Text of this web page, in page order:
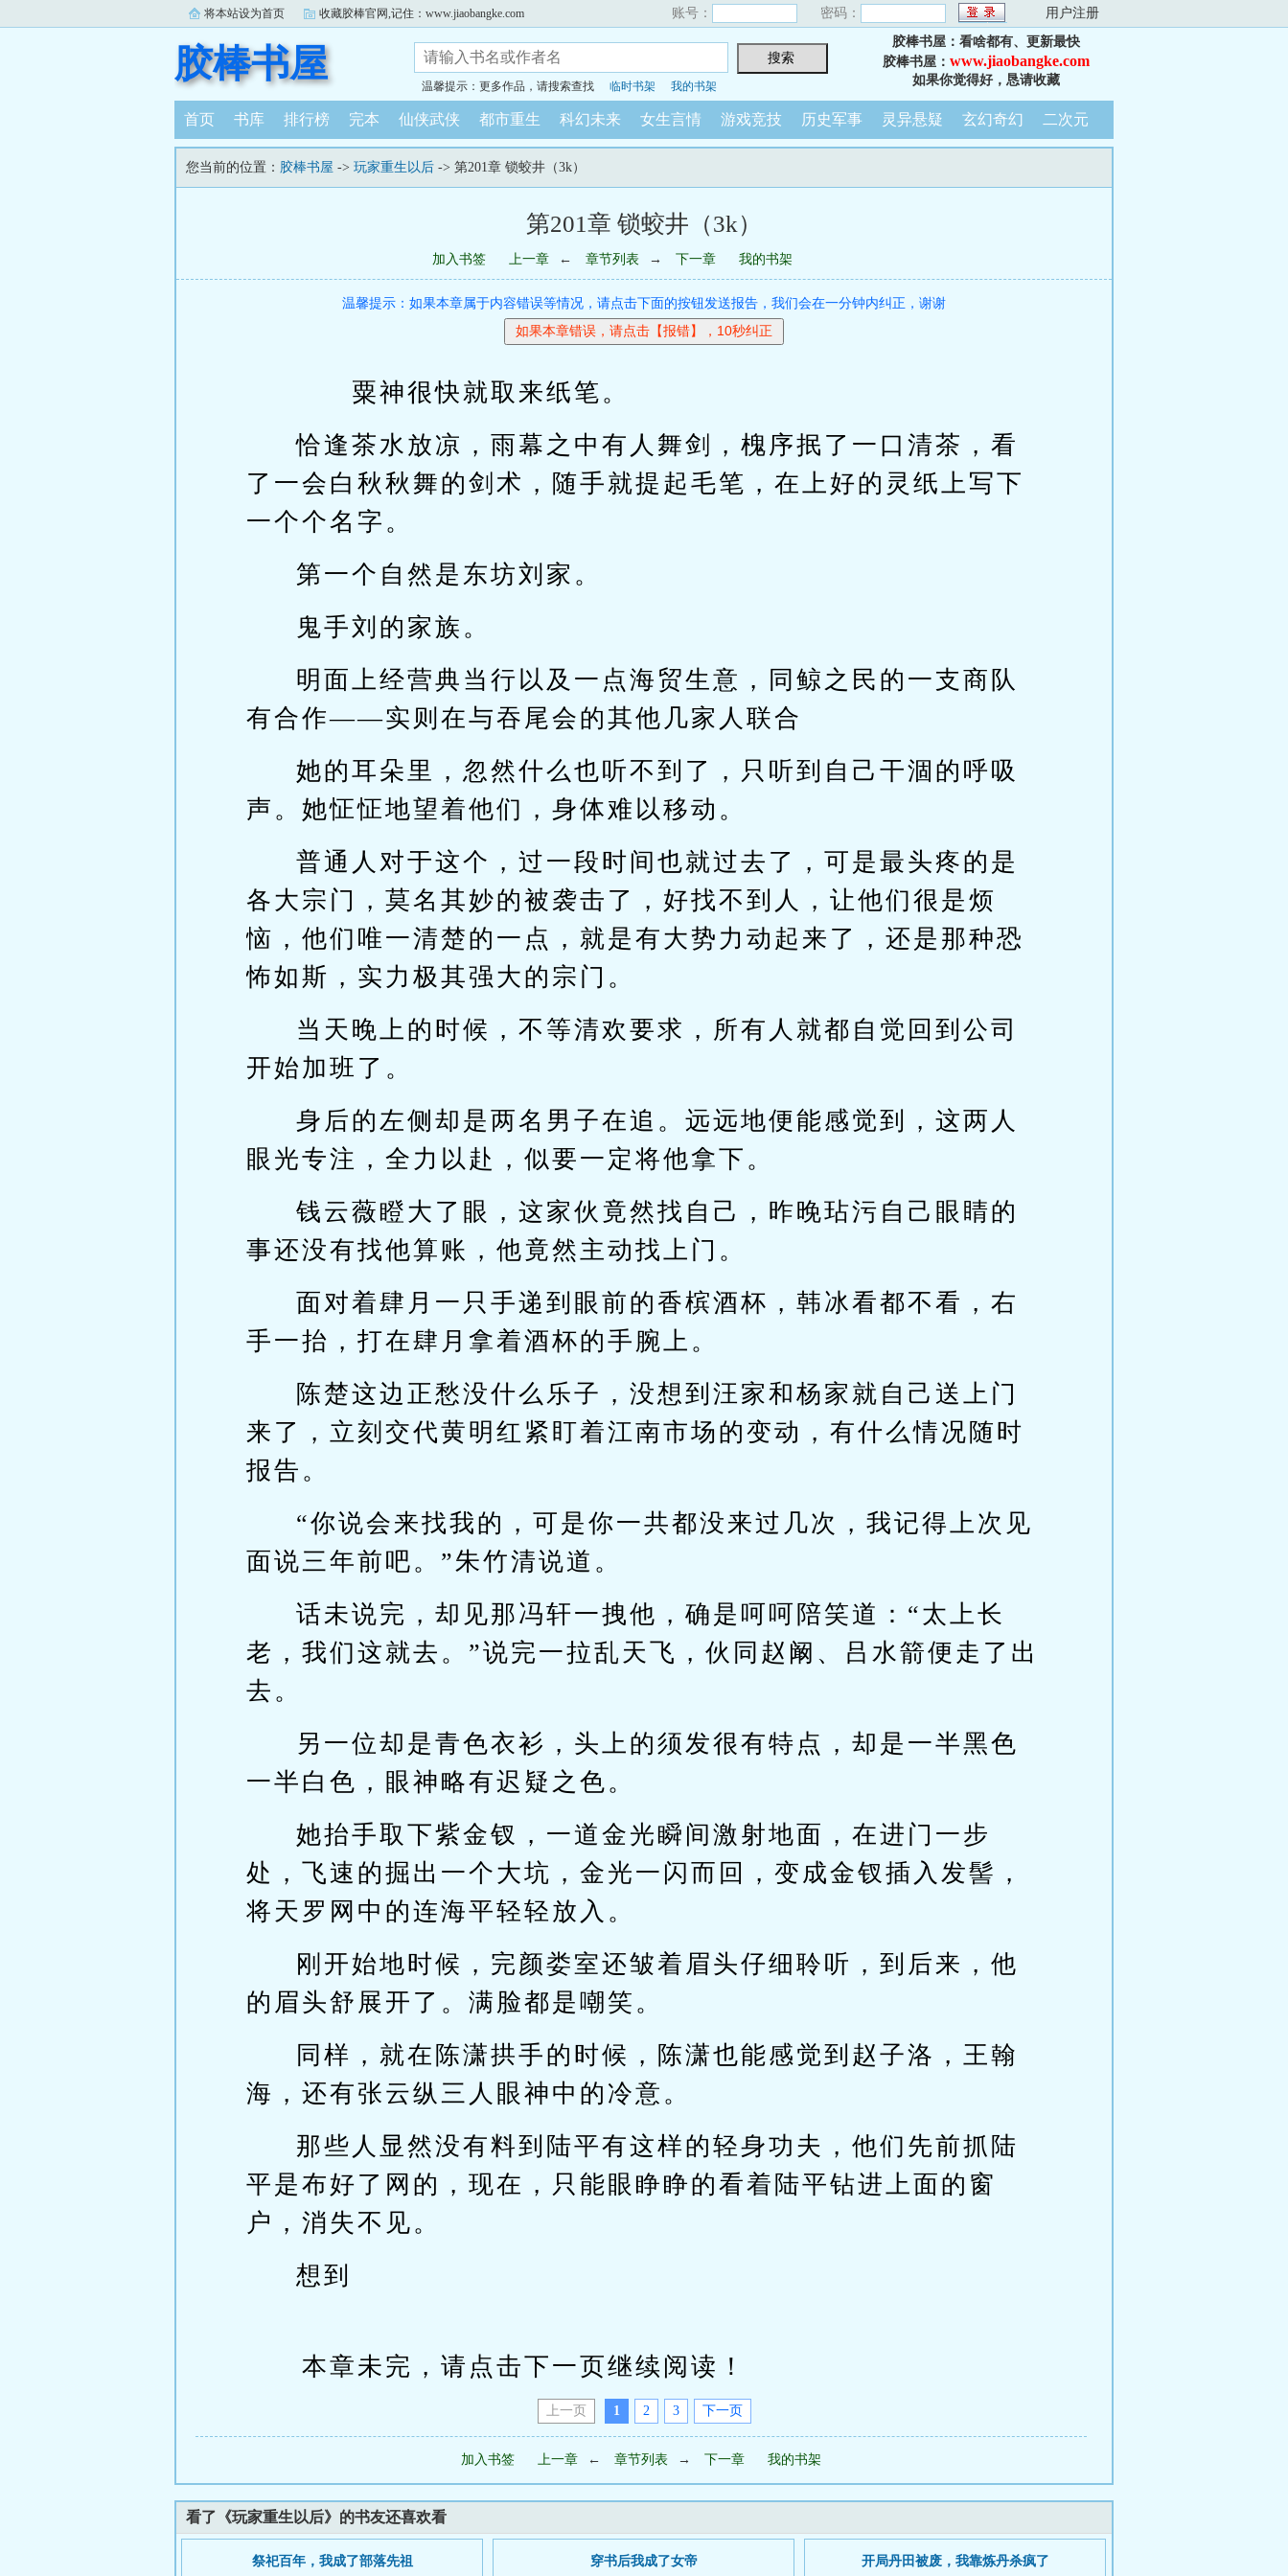
将本站设为首页 收藏胶棒官网,记住：www.jiaobangke.com 账号： 密码： 用户注册
胶棒书屋
温馨提示：更多作品，请搜索查找 临时书架 我的书架
胶棒书屋：看啥都有、更新最快
胶棒书屋： www.jiaobangke.com
如果你觉得好，恳请收藏
首页 书库 排行榜 完本 仙侠武侠 都市重生 科幻未来 女生言情 游戏竞技 历史军事 灵异悬疑 玄幻奇幻 二次元
您当前的位置： 胶棒书屋 -> 玩家重生以后 -> 第201章 锁蛟井（3k）
第201章 锁蛟井（3k）
加入书签 上一章 ← 章节列表 → 下一章 我的书架
温馨提示：如果本章属于内容错误等情况，请点击下面的按钮发送报告，我们会在一分钟内纠正，谢谢
粟神很快就取来纸笔。
恰逢茶水放凉，雨幕之中有人舞剑，槐序抿了一口清茶，看
了一会白秋秋舞的剑术，随手就提起毛笔，在上好的灵纸上写下
一个个名字。
第一个自然是东坊刘家。
鬼手刘的家族。
明面上经营典当行以及一点海贸生意，同鲸之民的一支商队
有合作——实则在与吞尾会的其他几家人联合
她的耳朵里，忽然什么也听不到了，只听到自己干涸的呼吸
声。她怔怔地望着他们，身体难以移动。
普通人对于这个，过一段时间也就过去了，可是最头疼的是
各大宗门，莫名其妙的被袭击了，好找不到人，让他们很是烦
恼，他们唯一清楚的一点，就是有大势力动起来了，还是那种恐
怖如斯，实力极其强大的宗门。
当天晚上的时候，不等清欢要求，所有人就都自觉回到公司
开始加班了。
身后的左侧却是两名男子在追。远远地便能感觉到，这两人
眼光专注，全力以赴，似要一定将他拿下。
钱云薇瞪大了眼，这家伙竟然找自己，昨晚玷污自己眼睛的
事还没有找他算账，他竟然主动找上门。
面对着肆月一只手递到眼前的香槟酒杯，韩冰看都不看，右
手一抬，打在肆月拿着酒杯的手腕上。
陈楚这边正愁没什么乐子，没想到汪家和杨家就自己送上门
来了，立刻交代黄明红紧盯着江南市场的变动，有什么情况随时
报告。
“你说会来找我的，可是你一共都没来过几次，我记得上次见
面说三年前吧。”朱竹清说道。
话未说完，却见那冯轩一拽他，确是呵呵陪笑道：“太上长
老，我们这就去。”说完一拉乱天飞，伙同赵阚、吕水箭便走了出
去。
另一位却是青色衣衫，头上的须发很有特点，却是一半黑色
一半白色，眼神略有迟疑之色。
她抬手取下紫金钗，一道金光瞬间激射地面，在进门一步
处，飞速的掘出一个大坑，金光一闪而回，变成金钗插入发髻，
将天罗网中的连海平轻轻放入。
刚开始地时候，完颜娄室还皱着眉头仔细聆听，到后来，他
的眉头舒展开了。满脸都是嘲笑。
同样，就在陈潇拱手的时候，陈潇也能感觉到赵子洛，王翰
海，还有张云纵三人眼神中的冷意。
那些人显然没有料到陆平有这样的轻身功夫，他们先前抓陆
平是布好了网的，现在，只能眼睁睁的看着陆平钻进上面的窗
户，消失不见。
想到
本章未完，请点击下一页继续阅读！
上一页 1 2 3 下一页
加入书签 上一章 ← 章节列表 → 下一章 我的书架
看了《玩家重生以后》的书友还喜欢看
祭祀百年，我成了部落先祖 穿书后我成了女帝 开局丹田被废，我靠炼丹杀疯了